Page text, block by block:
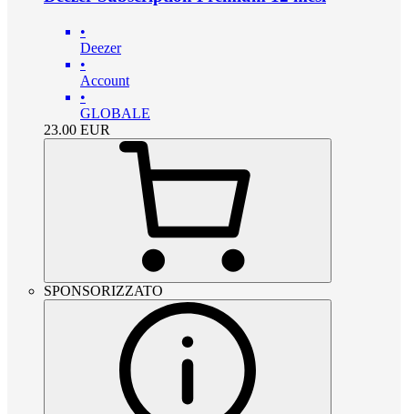
•
Deezer
•
Account
•
GLOBALE
23.00 EUR
SPONSORIZZATO